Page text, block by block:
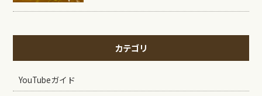
カテゴリ
YouTubeガイド